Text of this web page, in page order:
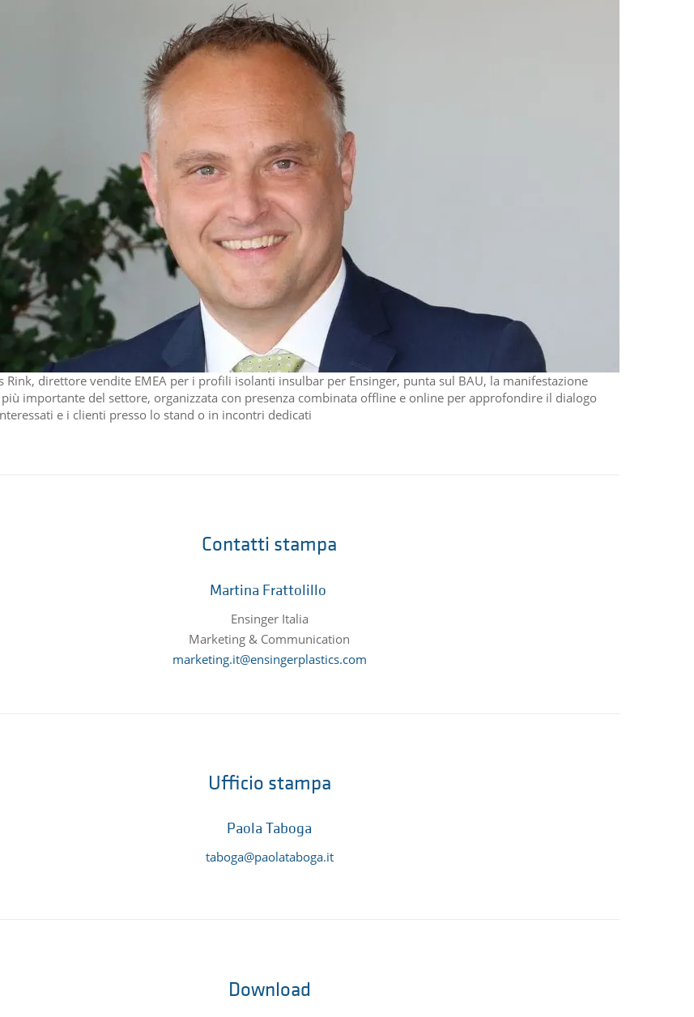
Rink, direttore vendite EMEA per i profili isolanti insulbar per Ensinger, punta sul BAU, la manifestazione
importante del settore, organizzata con presenza combinata offline e online per approfondire il dialogo
e i clienti presso lo stand o in incontri dedicati
Contatti stampa
Martina Frattolillo
Ensinger Italia
Marketing & Communication
marketing.it@ensingerplastics.com
Ufficio stampa
Paola Taboga
taboga@paolataboga.it
Download